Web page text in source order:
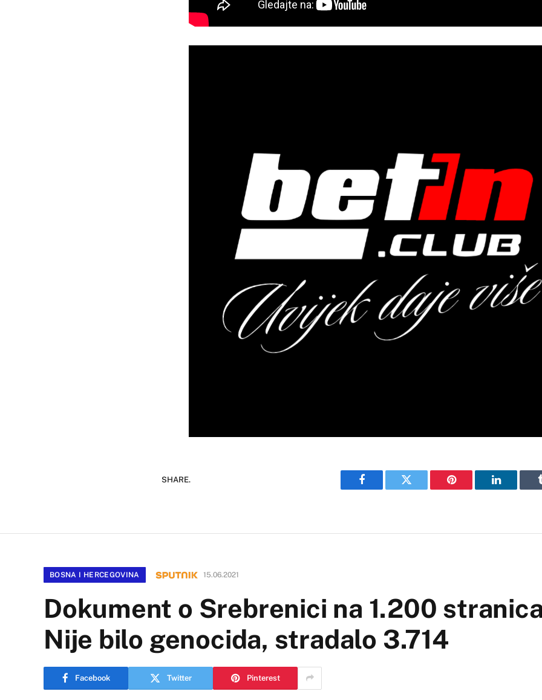
SHARE.
Facebook Twitter Pinterest LinkedIn
BOSNA I HERCEGOVINA 15.06.2021
Dokument o Srebrenici na 1.200
Nije bilo genocida, stradalo 3.714
Facebook Twitter Pinterest